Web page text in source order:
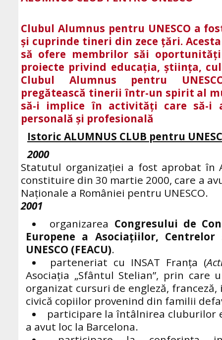
Clubul Alumnus pentru UNESCO a
și cuprinde tineri din zece țări.
să ofere membrilor săi
proiecte privind educația, știința,
Clubul Alumnus pentru
pregătească tinerii într-un spirit al
să-i implice în activități care să-i
personală și profesională
Istoric ALUMNUS CLUB pentru
2000
Statutul organizației a fost aprobat în
constituire din 30 martie 2000, care a
Naționale a României pentru UNESCO.
2001
organizarea Congresului de
Europene a Asociaţiilor,
UNESCO (FEACU).
parteneriat cu INSAT Franţa (
Asociaţia „Sfântul Stelian”, prin care
organizat cursuri de engleză,
civică copiilor provenind din familii
participare la întâlnirea cluburilor
a avut loc la Barcelona.